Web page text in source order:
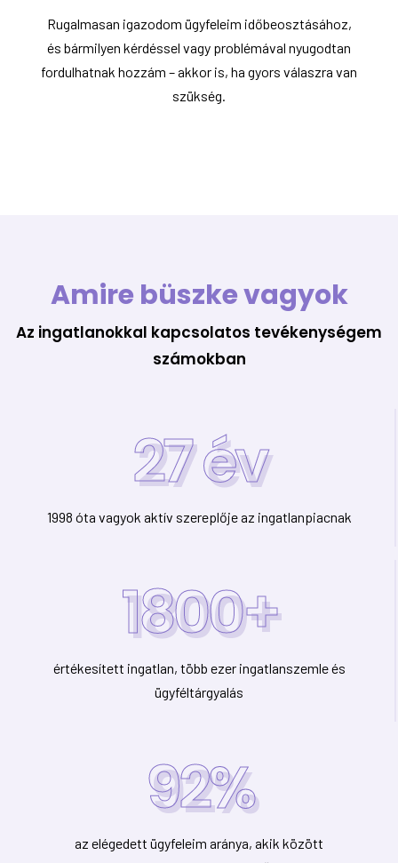
Rugalmasan igazodom ügyfeleim időbeosztásához,
és bármilyen kérdéssel vagy problémával nyugodtan
fordulhatnak hozzám – akkor is, ha gyors válaszra van
szükség.
Amire büszke vagyok
Az ingatlanokkal kapcsolatos tevékenységem
számokban
27év
1998 óta vagyok aktív szereplője az ingatlanpiacnak
1800+
értékesített ingatlan, több ezer ingatlanszemle és
ügyféltárgyalás
98%
az elégedett ügyfeleim aránya, akik között